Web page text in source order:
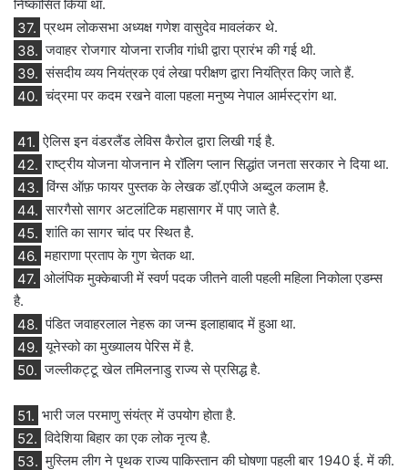
निष्कासित किया था.
37. प्रथम लोकसभा अध्यक्ष गणेश वासुदेव मावलंकर थे.
38. जवाहर रोजगार योजना राजीव गांधी द्वारा प्रारंभ की गई थी.
39. संसदीय व्यय नियंत्रक एवं लेखा परीक्षण द्वारा नियंत्रित किए जाते हैं.
40. चंद्रमा पर कदम रखने वाला पहला मनुष्य नेपाल आर्मस्ट्रांग था.
41. ऐलिस इन वंडरलैंड लेविस कैरोल द्वारा लिखी गई है.
42. राष्ट्रीय योजना योजनान मे रॉलिग प्लान सिद्धांत जनता सरकार ने दिया था.
43. विंग्स ऑफ़ फायर पुस्तक के लेखक डॉ.एपीजे अब्दुल कलाम है.
44. सारगैसो सागर अटलांटिक महासागर में पाए जाते है.
45. शांति का सागर चांद पर स्थित है.
46. महाराणा प्रताप के गुण चेतक था.
47. ओलंपिक मुक्केबाजी में स्वर्ण पदक जीतने वाली पहली महिला निकोला एडम्स
है.
48. पंडित जवाहरलाल नेहरू का जन्म इलाहाबाद में हुआ था.
49. यूनेस्को का मुख्यालय पेरिस में है.
50. जल्लीकट्टू खेल तमिलनाडु राज्य से प्रसिद्ध है.
51. भारी जल परमाणु संयंत्र में उपयोग होता है.
52. विदेशिया बिहार का एक लोक नृत्य है.
53. मुस्लिम लीग ने पृथक राज्य पाकिस्तान की घोषणा पहली बार 1940 ई. में की.